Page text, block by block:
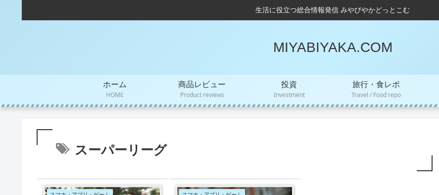
生活に役立つ総合情報発信 みやびやかどっとこむ
MIYABIYAKA.COM
ホーム
HOME
商品レビュー
Product reviews
投資
Investment
旅行・食レポ
Travel / Food repo
スーパーリーグ